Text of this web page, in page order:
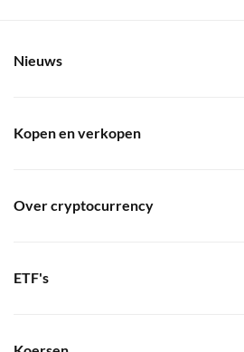
Nieuws
Kopen en verkopen
Over cryptocurrency
ETF's